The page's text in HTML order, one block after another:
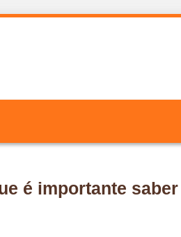
é importante saber